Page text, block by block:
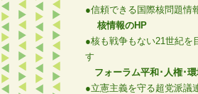
●信頼できる国際核問題情
核情報のHP
●核も戦争もない21世紀を
す
フォーラム平和･人権･環
●立憲主義を守る超党派議